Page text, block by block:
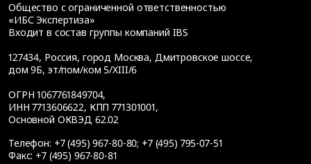
Общество с ограниченной ответственностью
«ИБС Экспертиза»
Входит в состав группы компаний IBS
127434, Россия, город Москва, Дмитровское шоссе,
дом 9Б, эт/пом/ком 5/XIII/6
ОГРН 1067761849704,
ИНН 7713606622, КПП 771301001,
Основной ОКВЭД 62.02
Телефон: +7 (495) 967-80-80; +7 (495) 795-07-51
Факс: +7 (495) 967-80-81